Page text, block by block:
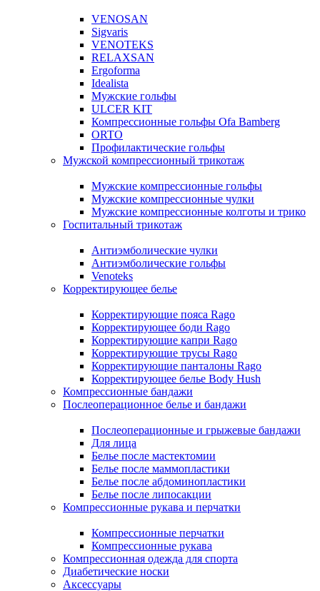
VENOSAN
Sigvaris
VENOTEKS
RELAXSAN
Ergoforma
Idealista
Мужские гольфы
ULCER KIT
Компрессионные гольфы Ofa Bamberg
ORTO
Профилактические гольфы
Мужской компрессионный трикотаж
Мужские компрессионные гольфы
Мужские компрессионные чулки
Мужские компрессионные колготы и трико
Госпитальный трикотаж
Антиэмболические чулки
Антиэмболические гольфы
Venoteks
Корректирующее белье
Корректирующие пояса Rago
Корректирующее боди Rago
Корректирующие капри Rago
Корректирующие трусы Rago
Корректирующие панталоны Rago
Корректирующее белье Body Hush
Компрессионные бандажи
Послеоперационное белье и бандажи
Послеоперационные и грыжевые бандажи
Для лица
Белье после мастектомии
Белье после маммопластики
Белье после абдоминопластики
Белье после липосакции
Компрессионные рукава и перчатки
Компрессионные перчатки
Компрессионные рукава
Компрессионная одежда для спорта
Диабетические носки
Аксессуары